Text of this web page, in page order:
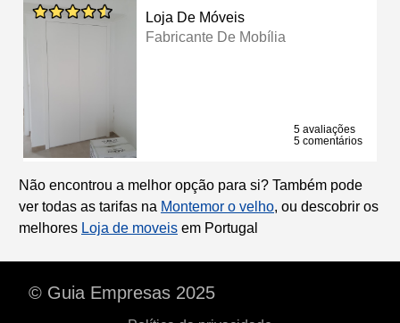
Loja De Móveis
Fabricante De Mobília
5 avaliações
5 comentários
Não encontrou a melhor opção para si? Também pode
ver todas as tarifas na Montemor o velho, ou descobrir os
melhores Loja de moveis em Portugal
© Guia Empresas 2025